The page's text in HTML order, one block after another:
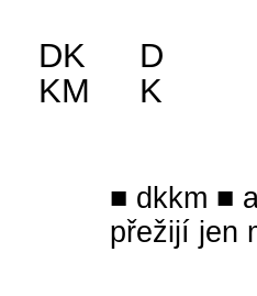
dkkm
přežijí jen
DK
KM
D
K